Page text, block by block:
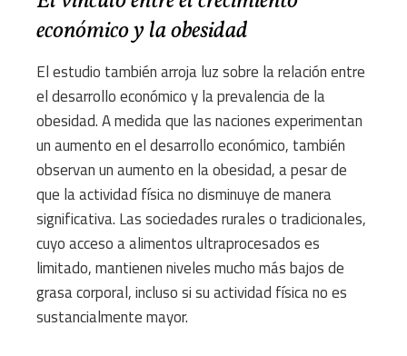
económico y la obesidad
El estudio también arroja luz sobre la relación entre
el desarrollo económico y la prevalencia de la
obesidad. A medida que las naciones experimentan
un aumento en el desarrollo económico, también
observan un aumento en la obesidad, a pesar de
que la actividad física no disminuye de manera
significativa. Las sociedades rurales o tradicionales,
cuyo acceso a alimentos ultraprocesados es
limitado, mantienen niveles mucho más bajos de
grasa corporal, incluso si su actividad física no es
sustancialmente mayor.